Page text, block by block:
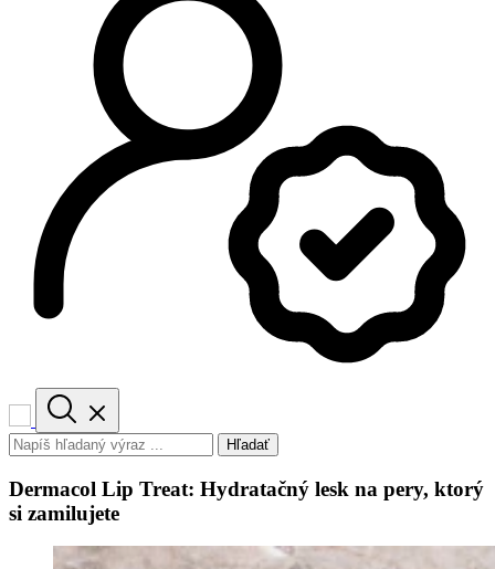
Hľadať
Dermacol Lip Treat: Hydratačný lesk na pery, ktorý
si zamilujete